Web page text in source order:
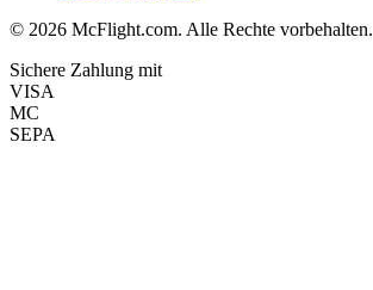
© 2026 McFlight.com. Alle Rechte vorbehalten.
Sichere Zahlung mit
VISA
MC
SEPA